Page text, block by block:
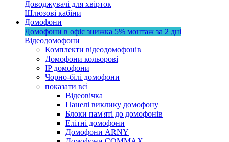
Доводжувачі для хвірток
Шлюзові кабіни
Домофони
Домофони в офіс знижка 5% монтаж за 2 дні
Відеодомофони
Комплекти відеодомофонів
Домофони кольорові
IP домофони
Чорно-білі домофони
показати всі
Відеовічка
Панелі виклику домофону
Блоки пам'яті до домофонів
Елітні домофони
Домофони ARNY